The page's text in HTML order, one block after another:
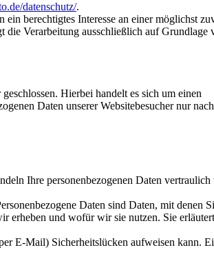
datenschutz/.
berechtigtes Interesse an einer möglichst
Verarbeitung ausschließlich auf Grundlage
Hierbei handelt es sich um einen
Daten unserer Websitebesucher nur
Ihre personenbezogenen Daten vertraulich
Daten sind Daten, mit denen
erheben und wofür wir sie nutzen. Sie
E-Mail) Sicherheitslücken aufweisen kann.